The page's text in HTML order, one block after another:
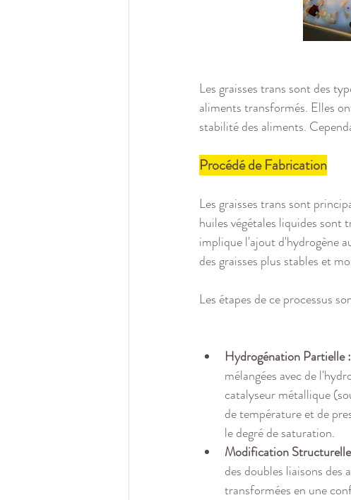
Les graisses trans sont des
aliments transformés. Elles
stabilité des aliments.
Procédé de Fabrication
Les graisses trans sont
huiles végétales liquides sont
implique l'ajout d'hydrogène
des graisses plus stables et
Les étapes de ce processus
Hydrogénation Partielle :
mélangées avec de
catalyseur métallique
de température et de
le degré de saturation.
Modification
des doubles liaisons des
transformées en une